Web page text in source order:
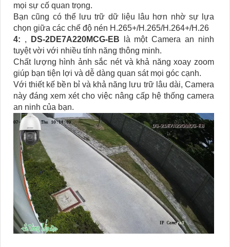
mọi sự cố quan trọng.
Bạn cũng có thể lưu trữ dữ liệu lâu hơn nhờ sự lựa
chọn giữa các chế độ nén H.265+/H.265/H.264+/H.26
4: , DS-2DE7A220MCG-EB là một Camera an ninh
tuyệt vời với nhiều tính năng thông minh.
Chất lượng hình ảnh sắc nét và khả năng xoay zoom
giúp bạn tiện lợi và dễ dàng quan sát mọi góc cạnh.
Với thiết kế bền bỉ và khả năng lưu trữ lâu dài, Camera
này đáng xem xét cho việc nâng cấp hệ thống camera
an ninh của bạn.